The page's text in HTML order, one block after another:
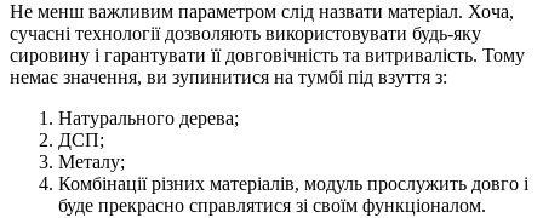
Не менш важливим параметром слід назвати матеріал. Хоча,
сучасні технології дозволяють використовувати будь-яку
сировину і гарантувати її довговічність та витривалість. Тому
немає значення, ви зупинитися на тумбі під взуття з:
Натурального дерева;
ДСП;
Металу;
Комбінації різних матеріалів, модуль прослужить довго і
буде прекрасно справлятися зі своїм функціоналом.